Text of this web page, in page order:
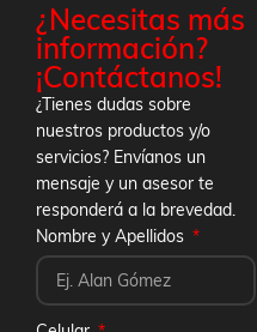
¿Necesitas más
información?
¡Contáctanos!
¿Tienes dudas sobre
nuestros productos y/o
servicios? Envíanos un
mensaje y un asesor te
responderá a la brevedad.
Nombre y Apellidos